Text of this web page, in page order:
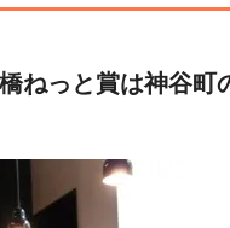
ねっと賞は神谷町